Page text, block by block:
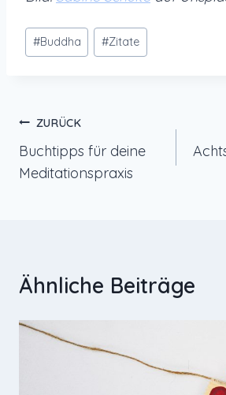
Schlagworte:
#Buddha #Zitate
Beitragsnavigation
ZURÜCK
Buchtipps für deine
Meditationspraxis
Ähnliche Beiträge